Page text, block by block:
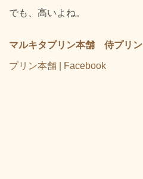
でも、高いよね。
マルキタプリン本舗 侍プリン
プリン本舗 | Facebook